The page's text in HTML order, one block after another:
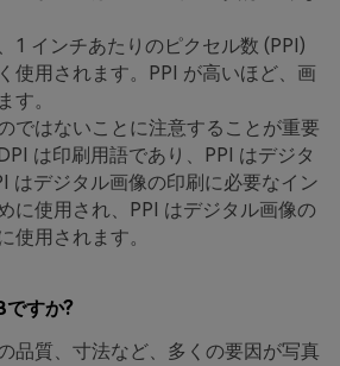
1 インチあたりのピクセル数 (PPI)
使用されます。PPI が高いほど、画
す。
ではないことに注意することが重要
は印刷用語であり、PPI はデジタ
はデジタル画像の印刷に必要なイン
に使用され、PPI はデジタル画像の
使用されます。
ですか?
品質、寸法など、多くの要因が写真